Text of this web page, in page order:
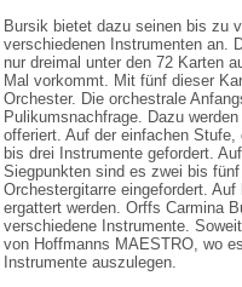
Bursik bietet dazu seinen bis zu
verschiedenen Instrumenten an.
nur dreimal unter den 72 Karten
Mal vorkommt. Mit fünf dieser
Orchester. Die orchestrale
Pulikumsnachfrage. Dazu
offeriert. Auf der einfachen
bis drei Instrumente gefordert.
Siegpunkten sind es zwei bis
Orchestergitarre eingefordert.
ergattert werden. Orffs Carmina
verschiedene Instrumente.
von Hoffmanns MAESTRO, wo
Instrumente auszulegen.